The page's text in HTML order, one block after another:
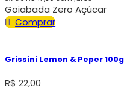
Goiabada Zero Açúcar
Comprar
Grissini Lemon & Peper 100g
R$ 22,00